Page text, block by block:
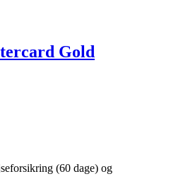
Gold
(60 dage) og